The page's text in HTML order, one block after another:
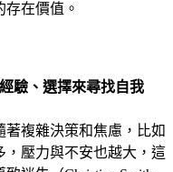
在價值。
驗、選擇來尋找自我
複雜決策和焦慮，比如
壓力與不安也越大，這